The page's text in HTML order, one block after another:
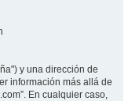
y una dirección de
información más allá de
En cualquier caso,